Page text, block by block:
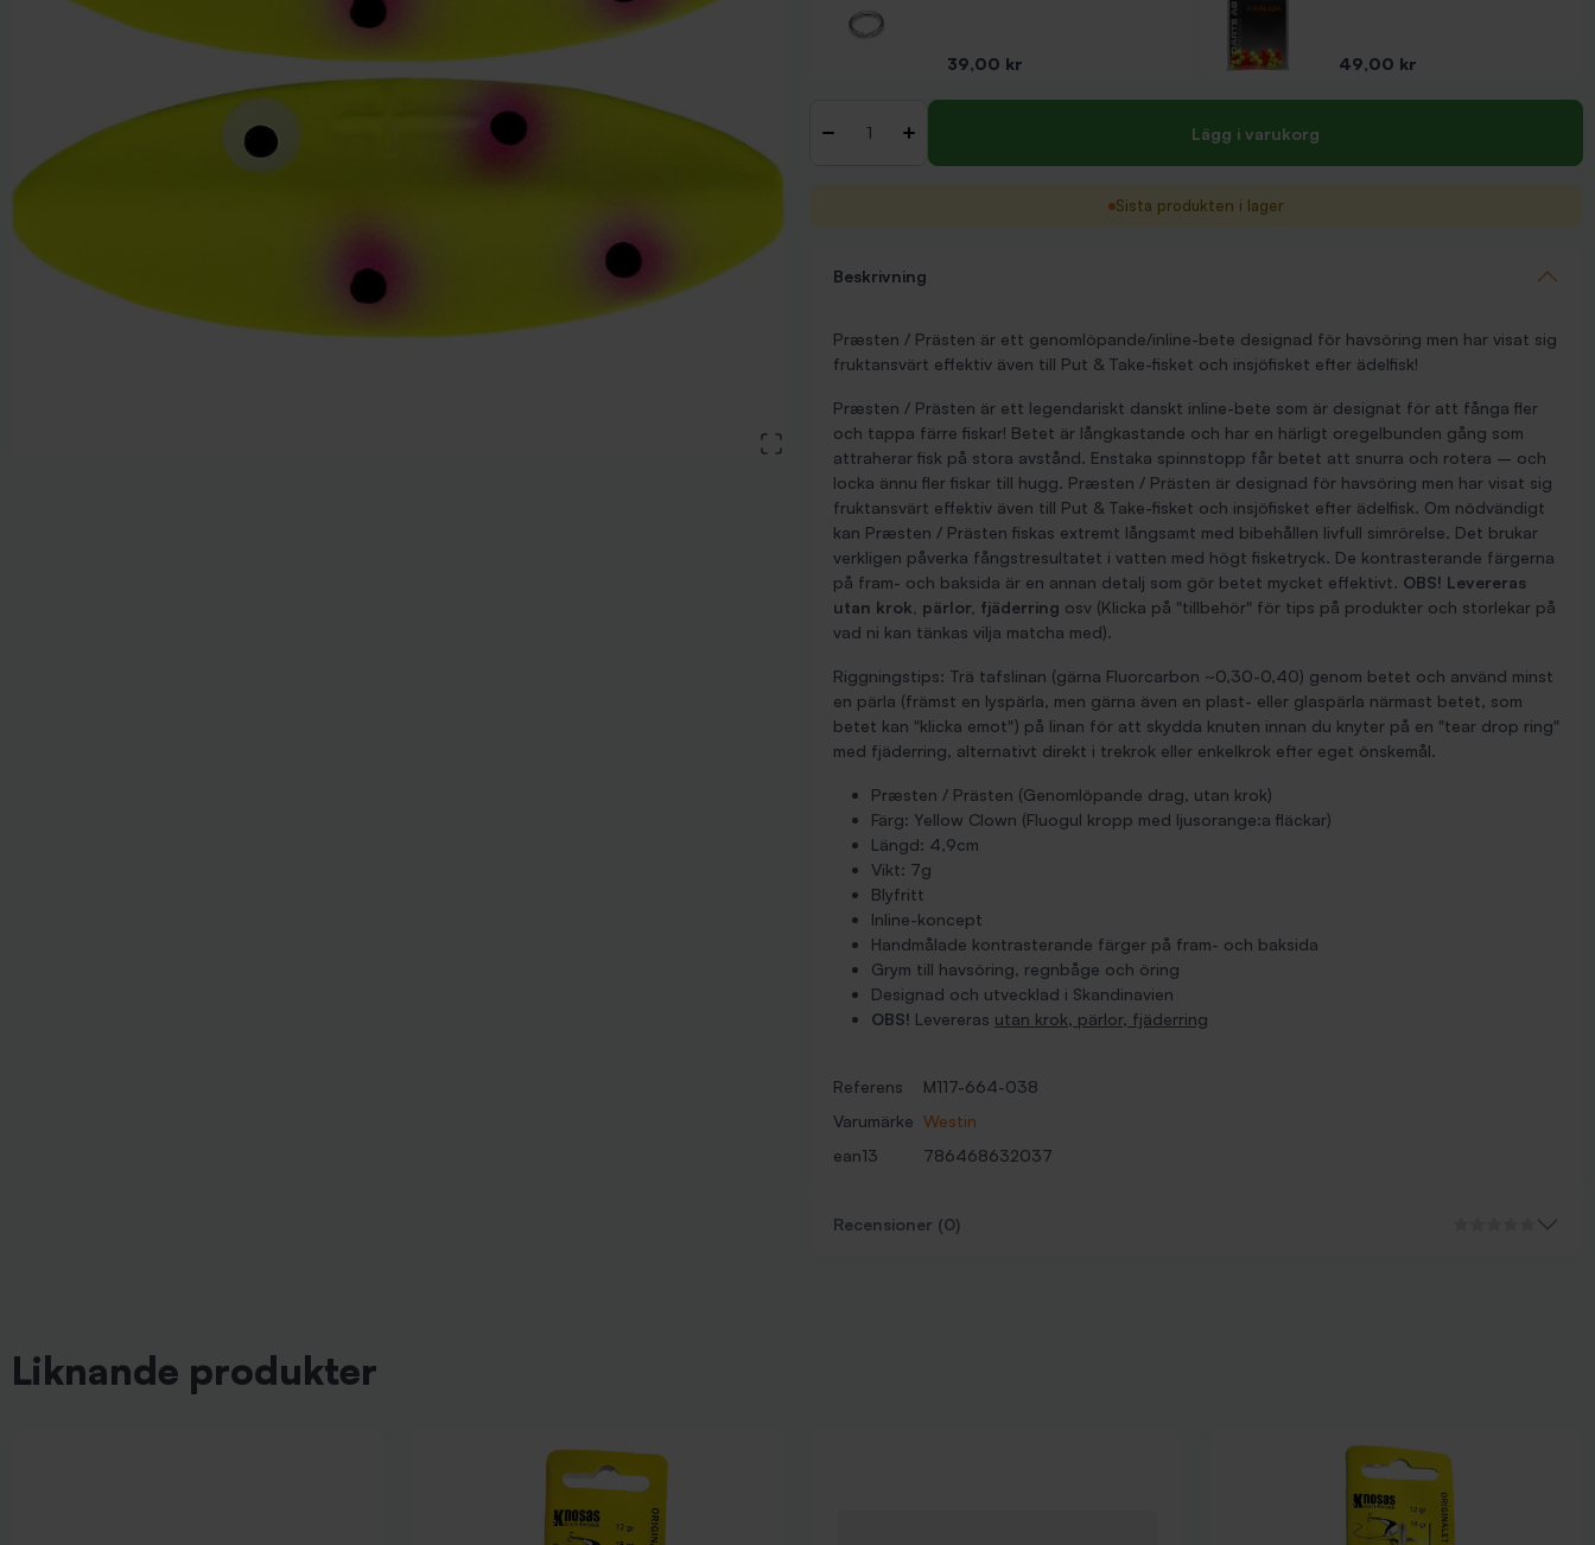
View large image
Pris
39,00 kr Pris
49,00 kr
- + Lägg i varukorg
Sista produkten i lager
Beskrivning
Præsten / Prästen är ett genomlöpande/inline-bete designad för havsöring men har visat sig
fruktansvärt effektiv även till Put & Take-fisket och insjöfisket efter ädelfisk!
Præsten / Prästen är ett legendariskt danskt inline-bete som är designat för att fånga fler
och tappa färre fiskar! Betet är långkastande och har en härligt oregelbunden gång som
attraherar fisk på stora avstånd. Enstaka spinnstopp får betet att snurra och rotera – och
locka ännu fler fiskar till hugg. Præsten / Prästen är designad för havsöring men har visat sig
fruktansvärt effektiv även till Put & Take-fisket och insjöfisket efter ädelfisk. Om nödvändigt
kan Præsten / Prästen fiskas extremt långsamt med bibehållen livfull simrörelse. Det brukar
verkligen påverka fångstresultatet i vatten med högt fisketryck. De kontrasterande färgerna
på fram- och baksida är en annan detalj som gör betet mycket effektivt. OBS! Levereras
utan krok, pärlor, fjäderring osv (Klicka på "tillbehör" för tips på produkter och storlekar på
vad ni kan tänkas vilja matcha med).
Riggningstips: Trä tafslinan (gärna Fluorcarbon ~0,30-0,40) genom betet och använd minst
en pärla (främst en lyspärla, men gärna även en plast- eller glaspärla närmast betet, som
betet kan "klicka emot") på linan för att skydda knuten innan du knyter på en "tear drop ring"
med fjäderring, alternativt direkt i trekrok eller enkelkrok efter eget önskemål.
Præsten / Prästen (Genomlöpande drag, utan krok)
Färg: Yellow Clown (Fluogul kropp med ljusorange:a fläckar)
Längd: 4,9cm
Vikt: 7g
Blyfritt
Inline-koncept
Handmålade kontrasterande färger på fram- och baksida
Grym till havsöring, regnbåge och öring
Designad och utvecklad i Skandinavien
OBS! Levereras utan krok, pärlor, fjäderring
Referens
M117-664-038
Varumärke Westin
ean13
786468632037
Recensioner (0)
Liknande produkter